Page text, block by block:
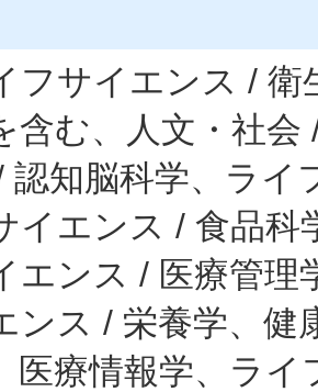
フサイエンス / 衛
含む、人文・社
認知脳科学、ライ
イエンス / 食品科
エンス / 医療管理
ンス / 栄養学、健
医療情報学、ラ